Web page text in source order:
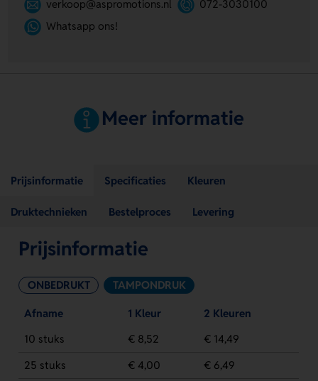
verkoop@aspromotions.nl
072-3030100
Whatsapp ons!
Meer informatie
Prijsinformatie Specificaties Kleuren
Druktechnieken Bestelproces Levering
Prijsinformatie
ONBEDRUKT TAMPONDRUK
Afname 1 Kleur
2 Kleuren
10 stuks
€ 8,52
€ 14,49
25 stuks
€ 4,00 € 6,49